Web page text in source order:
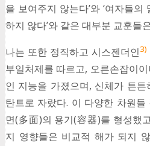
을 보여주지 않는다’와 ‘여자들
하지 않다’와 같은 대부분 교훈들
나는 또한 정직하고 시스젠더인3)
부일처제를 따르고, 오른손잡이
인 지능을 가졌으며, 신체가 튼
탄트로 자랐다. 이 다양한 차원
면(多面)의 용기(容器)를 형성했
지 영향들은 비교적 해가 되지